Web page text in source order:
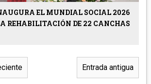
EL MUNDIAL SOCIAL 2026
REHABILITACIÓN DE 22 CANCHAS
Entrada antigua